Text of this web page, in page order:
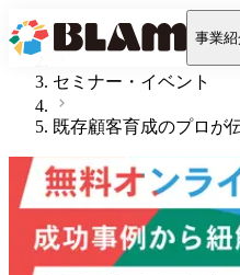
事業
ホーム
セミナー・イベント
既存顧客育成のプロが